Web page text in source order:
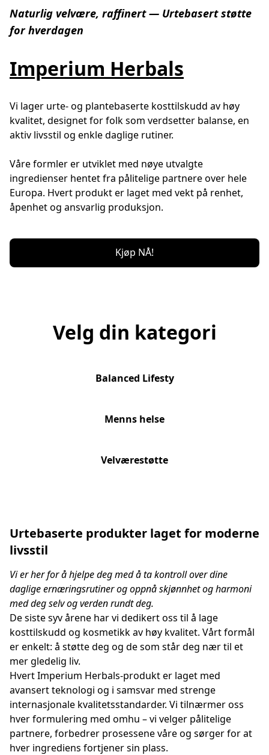
Naturlig velvære, raffinert — Urtebasert støtte
for hverdagen
Imperium Herbals
Vi lager urte- og plantebaserte kosttilskudd av høy
kvalitet, designet for folk som verdsetter balanse, en
aktiv livsstil og enkle daglige rutiner.
Våre formler er utviklet med nøye utvalgte
ingredienser hentet fra pålitelige partnere over hele
Europa. Hvert produkt er laget med vekt på renhet,
åpenhet og ansvarlig produksjon.
Kjøp NÅ!
Velg din kategori
Balanced Lifesty
​Menns helse
​Velværestøtte
Urtebaserte produkter laget for moderne
livsstil
Vi er her for å hjelpe deg med å ta kontroll over dine
daglige ernæringsrutiner og oppnå skjønnhet og harmoni
med deg selv og verden rundt deg.
De siste syv årene har vi dedikert oss til å lage
kosttilskudd og kosmetikk av høy kvalitet. Vårt formål
er enkelt: å støtte deg og de som står deg nær til et
mer gledelig liv.
Hvert Imperium Herbals-produkt er laget med
avansert teknologi og i samsvar med strenge
internasjonale kvalitetsstandarder. Vi tilnærmer oss
hver formulering med omhu – vi velger pålitelige
partnere, forbedrer prosessene våre og sørger for at
hver ingrediens fortjener sin plass.